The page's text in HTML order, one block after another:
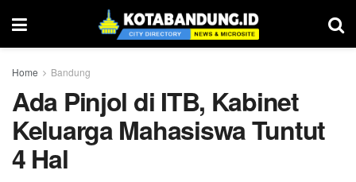
Home Bandung
Ada Pinjol di ITB, Kabinet
Keluarga Mahasiswa Tuntut
4 Hal